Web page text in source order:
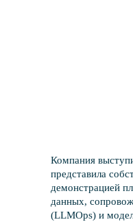
Компания
представила
демонстрацией
данных,
(LLMOps) и